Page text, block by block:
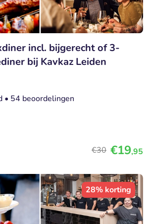
incl. bijgerecht of 3-
bij Kavkaz Leiden
• 54 beoordelingen
€30 €19,95
28% korting